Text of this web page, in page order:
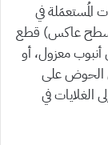
المُستعمَلة في
عاكس) قطع
معزول، أو
الحوض على
الغلايات في